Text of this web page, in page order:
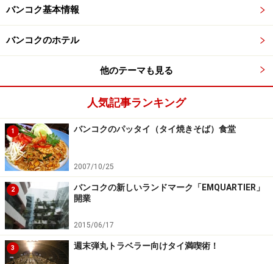
名で、いつも多くの人でごった返しています。ここに入
っているほとんどのショップの品物には値札がついてい
ないことが多く、基本的に交渉制となります。
■マーブンクロン・ショッピングセンター
住所： Phayathai Road, Wangmai, Patumwan,
Bangkok
Tel : 0-2620-9000
営業時間：10:00-21:00
また、デパートが並んでいる反対の通りには、サイア
ム・スクエアーという学生向けのショップが並んでいる
バンコク基本情報
バンコクのホテル
他のテーマも見る
人気記事ランキング
1 バンコクのパッタイ（タイ焼きそば）食堂
2007/10/25
2
バンコクの新しいランドマーク「EMQUARTIER」
開業
2015/06/17
3 週末弾丸トラベラー向けタイ満喫術！